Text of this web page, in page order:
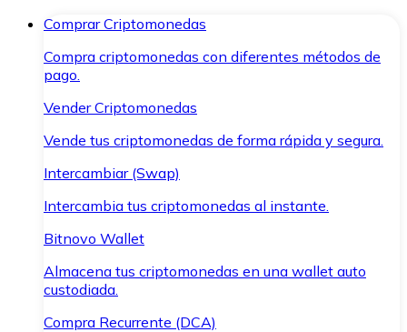
Comprar Criptomonedas
Compra criptomonedas con diferentes métodos de
pago.
Vender Criptomonedas
Vende tus criptomonedas de forma rápida y segura.
Intercambiar (Swap)
Intercambia tus criptomonedas al instante.
Bitnovo Wallet
Almacena tus criptomonedas en una wallet auto
custodiada.
Compra Recurrente (DCA)